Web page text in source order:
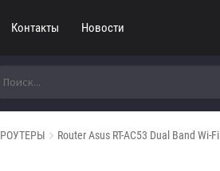
Контакты Новости
РОУТЕРЫ Router Asus RT-AC53 Dual Band Wi-Fi